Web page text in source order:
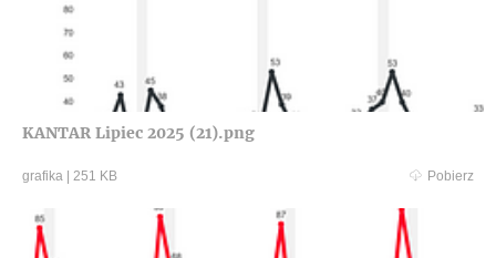
KANTAR Lipiec 2025 (21).png
grafika | 251 KB Pobierz